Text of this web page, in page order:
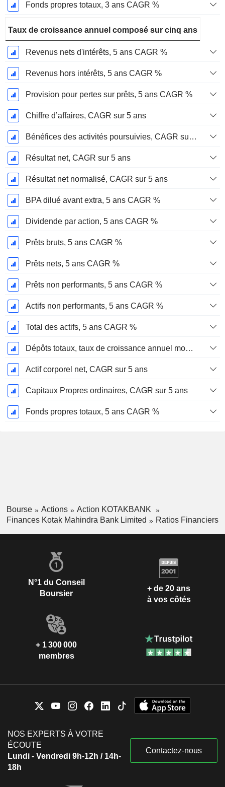
Fonds propres totaux, 3 ans CAGR %
Taux de croissance annuel composé sur cinq ans
Revenus nets d'intérêts, 5 ans CAGR %
Revenus hors intérêts, 5 ans CAGR %
Provision pour pertes sur prêts, 5 ans CAGR %
Chiffre d’affaires, CAGR sur 5 ans
Bénéfices des activités poursuivies, CAGR sur 5 ans
Résultat net, CAGR sur 5 ans
Résultat net normalisé, CAGR sur 5 ans
BPA dilué avant extra, 5 ans CAGR %
Dividende par action, 5 ans CAGR %
Prêts bruts, 5 ans CAGR %
Prêts nets, 5 ans CAGR %
Prêts non performants, 5 ans CAGR %
Actifs non performants, 5 ans CAGR %
Total des actifs, 5 ans CAGR %
Dépôts totaux, taux de croissance annuel moyen sur 5 ans %.
Actif corporel net, CAGR sur 5 ans
Capitaux Propres ordinaires, CAGR sur 5 ans
Fonds propres totaux, 5 ans CAGR %
Bourse Actions
Action KOTAKBANK
Finances Kotak Mahindra Bank Limited
Ratios Financiers
N°1 du Conseil
Boursier
+ de 20 ans
à vos côtés
+ 1 300 000
membres
NOS EXPERTS À VOTRE
ÉCOUTE
Lundi - Vendredi 9h-12h / 14h-
18h
Contactez-nous